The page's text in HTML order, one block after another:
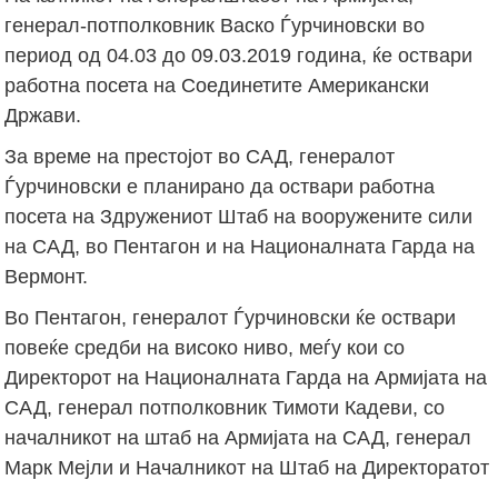
генерал-потполковник Васко Ѓурчиновски во
период од 04.03 до 09.03.2019 година, ќе оствари
работна посета на Соединетите Американски
Држави.
За време на престојот во САД, генералот
Ѓурчиновски е планирано да оствари работна
посета на Здружениот Штаб на вооружените сили
на САД, во Пентагон и на Националната Гарда на
Вермонт.
Во Пентагон, генералот Ѓурчиновски ќе оствари
повеќе средби на високо ниво, меѓу кои со
Директорот на Националната Гарда на Армијата на
САД, генерал потполковник Тимоти Кадеви, со
началникот на штаб на Армијата на САД, генерал
Марк Мејли и Началникот на Штаб на Директоратот